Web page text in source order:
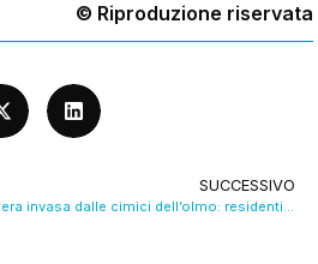
© Riproduzione riservata
SUCCESSIVO
Via Uccelliera invasa dalle cimici dell’olmo: residenti esasperati chiedono interventi